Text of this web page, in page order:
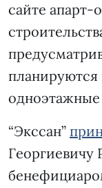
сайте апарт-
“Экссан”
Георгиевичу